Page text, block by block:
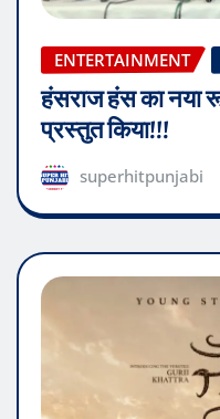
ENTERTAINMENT
हंसराज हंस का नया
प्रस्तुत किया!!!
superhitpunjabi